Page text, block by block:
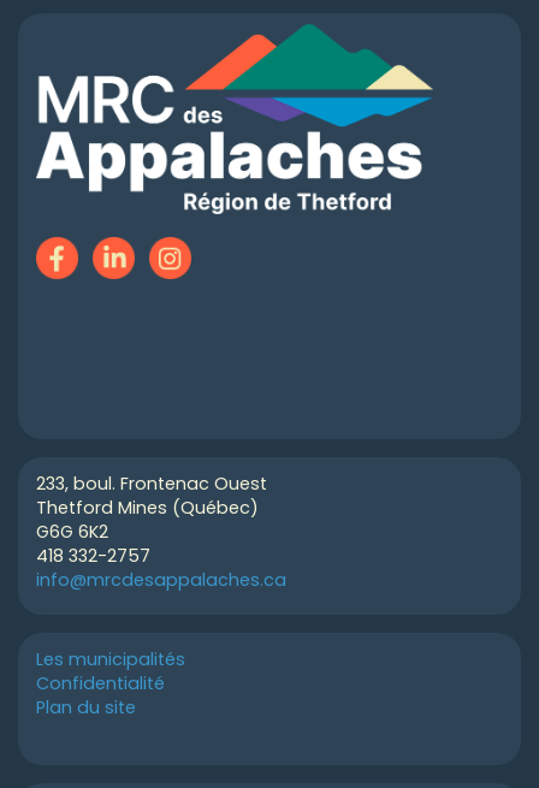
233, boul. Frontenac Ouest
Thetford Mines (Québec)
G6G 6K2
418 332-2757
info@mrcdesappalaches.ca
Les municipalités
Confidentialité
Plan du site